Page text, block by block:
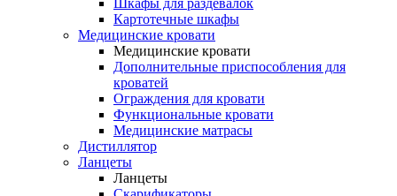
Шкафы для раздевалок
Картотечные шкафы
Медицинские кровати
Медицинские кровати
Дополнительные приспособления для
кроватей
Ограждения для кровати
Функциональные кровати
Медицинские матрасы
Дистиллятор
Ланцеты
Ланцеты